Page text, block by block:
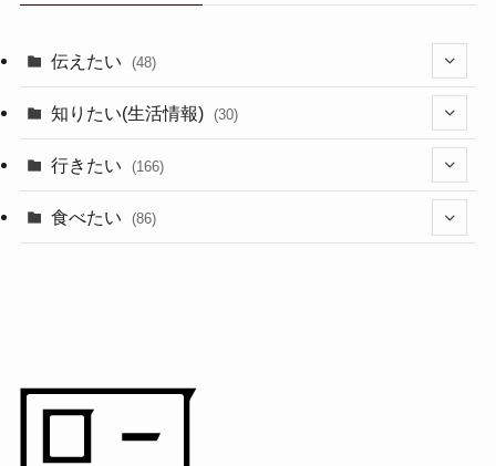
伝えたい (48)
(44)
(1)
知りたい(生活情報) (30)
(10)
(11)
行きたい (166)
(18)
食べたい (86)